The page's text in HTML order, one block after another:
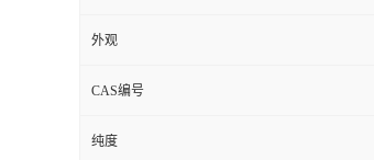
外观
CAS编号
纯度